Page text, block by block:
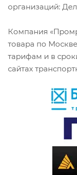
организаций:
Компания
товара по
тарифам и в
сайтах